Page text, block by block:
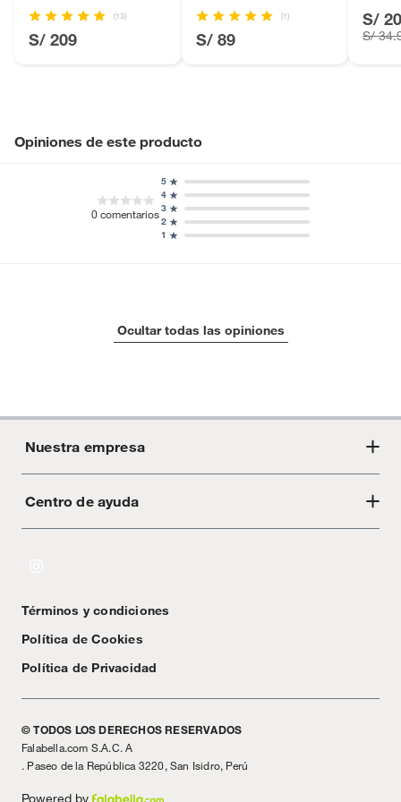
Licores y cigarros electrónicos.
(13)
S/ 209
(1)
S/ 89
S/
S/
Opiniones de este producto
0comentarios
1
2
3
4
5
Ocultar todas las opiniones
Nuestra empresa
Acerca de Crate
Centro de ayuda
Textos Legales
Términos y condiciones
Política de Cookies
Política de Privacidad
© TODOS LOS DERECHOS RESERVADOS
Falabella.com S.A.C. A
. Paseo de la República 3220, San Isidro, Perú
Powered by